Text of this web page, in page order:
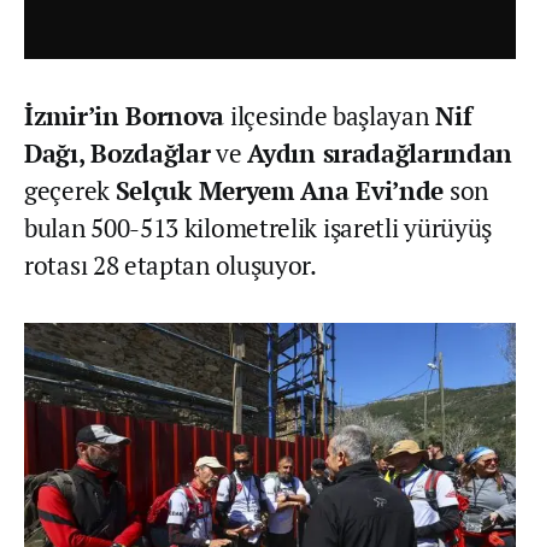
İzmir’in Bornova ilçesinde başlayanNif
Dağı, BozdağlarveAydın sıradağlarından
geçerek Selçuk Meryem Ana Evi’nde son
bulan 500-513 kilometrelik işaretli yürüyüş
rotası 28 etaptan oluşuyor.